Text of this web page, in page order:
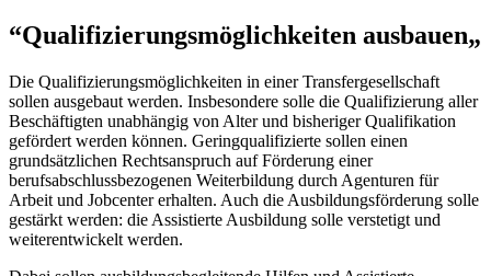
“Qualifizierungsmöglichkeiten ausbauen„
Die Qualifizierungsmöglichkeiten in einer Transfergesellschaft
sollen ausgebaut werden. Insbesondere solle die Qualifizierung aller
Beschäftigten unabhängig von Alter und bisheriger Qualifikation
gefördert werden können. Geringqualifizierte sollen einen
grundsätzlichen Rechtsanspruch auf Förderung einer
berufsabschlussbezogenen Weiterbildung durch Agenturen für
Arbeit und Jobcentererhalten. Auch die Ausbildungsförderung solle
gestärkt werden: die Assistierte Ausbildung solle verstetigt und
weiterentwickelt werden.